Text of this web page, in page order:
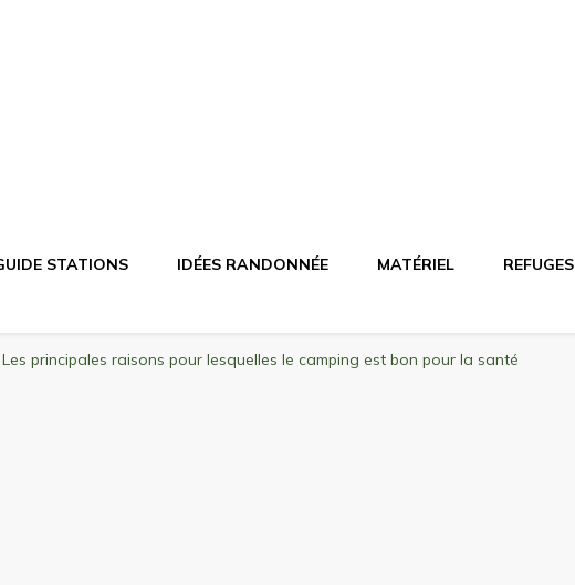
STATIONS IDÉES RANDONNÉE MATÉRIEL REFUGES
Les principales raisons pour lesquelles le camping est bon pour la santé